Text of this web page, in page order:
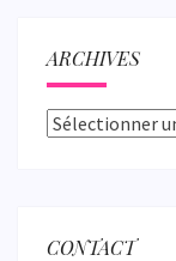
ARCHIVES
Archives
CONTACT